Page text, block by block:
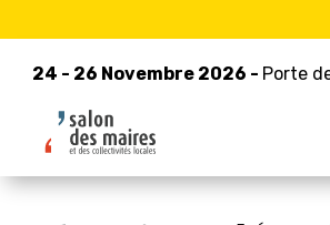
24 - 26 Novembre 2026 - Porte
24 - 26 Novembre 2026 - Porte
Retour à la liste des exposants
GROUPE FRANCE